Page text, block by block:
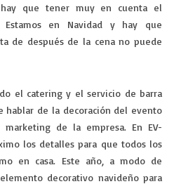
que tener muy en cuenta el
en Navidad y hay que
de después de la cena no puede
el catering y el servicio de barra
hablar de la decoración del evento
de la empresa. En EV-
los detalles para que todos los
en casa. Este año, a modo de
decorativo navideño para